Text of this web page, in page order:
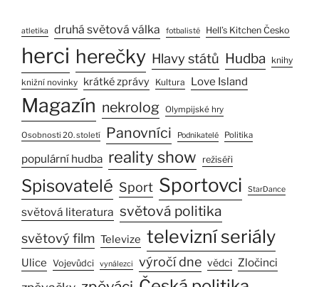
atletika druhá světová válka fotbalisté Hell’s Kitchen Česko
herci herečky Hlavy států Hudba knihy
knižní novinky krátké zprávy Kultura Love Island
Magazín nekrolog Olympijské hry
Osobnosti 20. století Panovníci Podnikatelé Politika
populární hudba reality show režiséři
Spisovatelé Sport Sportovci StarDance
světová literatura světová politika
světový film Televize televizní seriály
Ulice Vojevůdci vynálezci výročí dne vědci Zločinci